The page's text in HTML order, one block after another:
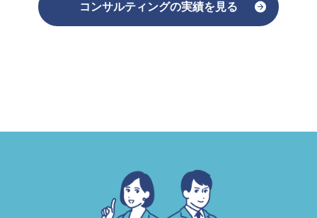
コンサルティングの実績を見る